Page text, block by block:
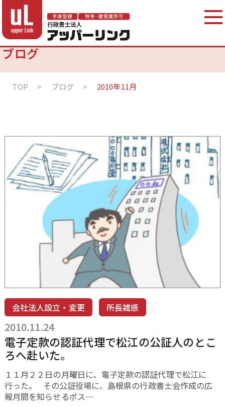
ブログ
TOP > ブログ > 2010年11月
会社法人設立・変更 所長雑感
2010.11.24
電子定款の認証代理で松江の公証人のとこ
ろへ赴いた。
１１月２２日の月曜日に、電子定款の認証代理で松江に
行った。 その公証役場に、島根県の行政書士会作成の広
報月間を知らせるポス…